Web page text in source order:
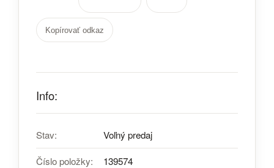
Kopírovať odkaz
Info:
Stav: Voľný predaj
Číslo položky: 139574